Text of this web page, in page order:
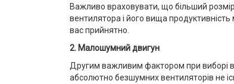
Важливо враховувати, що більший
вентилятора і його вища
вас прийнятно.
2. Малошумний двигун
Другим важливим фактором при виборі
абсолютно безшумних вентиляторів не